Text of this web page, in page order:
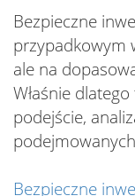
Bezpieczne
przypadkowym
ale na
Właśnie
podejście,
Bezpieczne